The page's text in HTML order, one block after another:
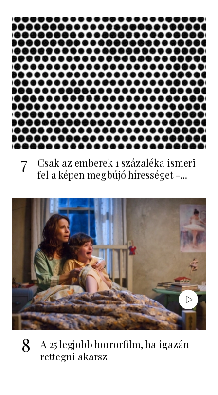
7
Csak az emberek 1 százaléka ismeri
fel a képen megbújó hírességet -...
8
A 25 legjobb horrorfilm, ha igazán
rettegni akarsz